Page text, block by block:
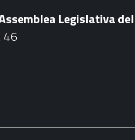
Legislativa
46